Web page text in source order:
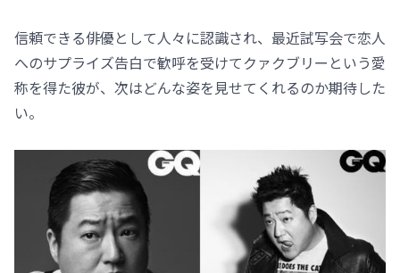
信頼できる俳優として人々に認識され、最近試写会で恋人
へのサプライズ告白で歓呼を受けてクァクブリーという愛
称を得た彼が、次はどんな姿を見せてくれるのか期待した
い。